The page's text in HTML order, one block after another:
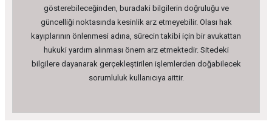
gösterebileceğinden, buradaki bilgilerin doğruluğu ve
güncelliği noktasında kesinlik arz etmeyebilir. Olası hak
kayıplarının önlenmesi adına, sürecin takibi için bir avukattan
hukuki yardım alınması önem arz etmektedir. Sitedeki
bilgilere dayanarak gerçekleştirilen işlemlerden doğabilecek
sorumluluk kullanıcıya aittir.